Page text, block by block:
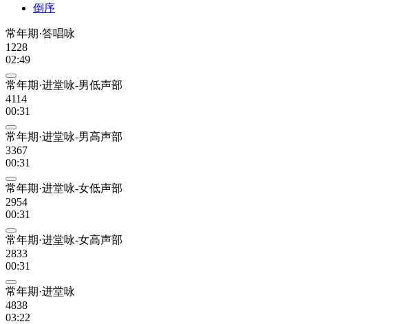
倒序
常年期·答唱咏
1228
02:49
常年期·进堂咏-男低声部
4114
00:31
常年期·进堂咏-男高声部
3367
00:31
常年期·进堂咏-女低声部
2954
00:31
常年期·进堂咏-女高声部
2833
00:31
常年期·进堂咏
4838
03:22